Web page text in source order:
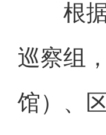
根据
巡察组
馆）、